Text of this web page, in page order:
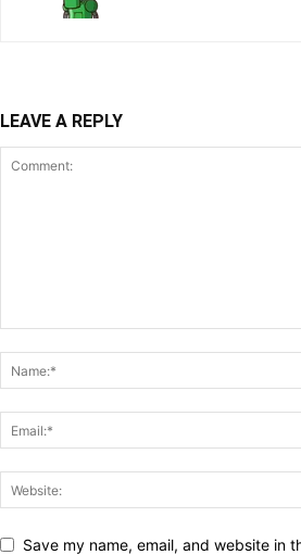
LEAVE A REPLY
Save my name, email, and website in